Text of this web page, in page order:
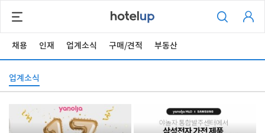
채용 인재 업계소식 구매/견적 부동산
업계소식